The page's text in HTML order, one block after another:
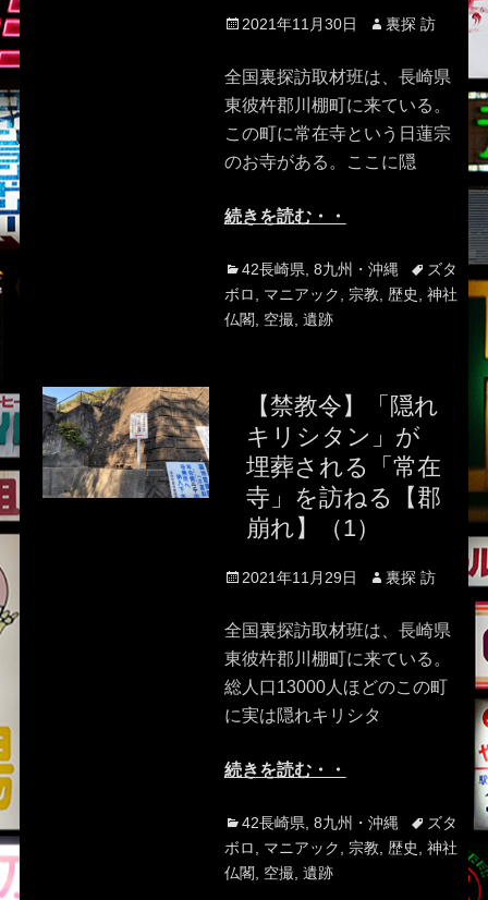
Posted
2021年11月30日 Author
裏探 訪
全国裏探訪取材班は、長崎県
東彼杵郡川棚町に来ている。
この町に常在寺という日蓮宗
のお寺がある。ここに隠
続きを読む・・
Categories
42長崎県 8九州・沖縄 Tagsズタ
ボロ
マニアック 宗教 歴史
神社
仏閣
空撮, 遺跡
【禁教令】「隠れ
キリシタン」が
埋葬される「常在
寺」を訪ねる【郡
崩れ】（1）
Posted
2021年11月29日 Author
裏探 訪
全国裏探訪取材班は、長崎県
東彼杵郡川棚町に来ている。
総人口13000人ほどのこの町
に実は隠れキリシタ
続きを読む・・
Categories
42長崎県 8九州・沖縄 Tagsズタ
ボロ
マニアック 宗教 歴史
神社
仏閣
空撮, 遺跡